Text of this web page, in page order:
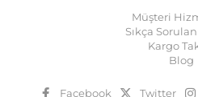
Müşteri
Sıkça
Kargo
Blog
Facebook Twitter